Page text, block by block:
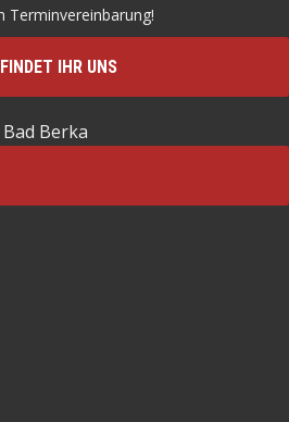
Terminvereinbarung!
IHR UNS
Berka